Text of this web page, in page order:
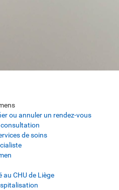
ou annuler un rendez-vous
de soins
au CHU de Liège